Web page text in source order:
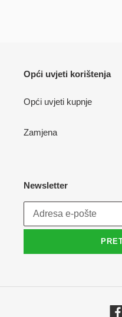
Opći uvjeti korištenja
Opći uvjeti kupnje
Zamjena
Newsletter